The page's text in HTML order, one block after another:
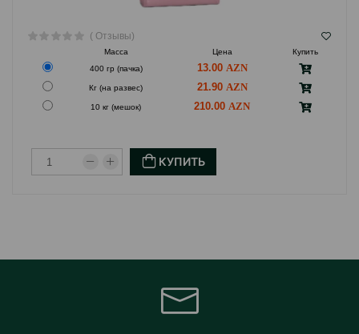
( Отзывы)
Масса Цена
Купить
400 гр (пачка)
13.00
Кг (на развес) 21.90
10 кг (мешок) 210.00
КУПИТЬ